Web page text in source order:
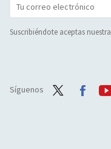
Suscribiéndote aceptas nuestra
Síguenos